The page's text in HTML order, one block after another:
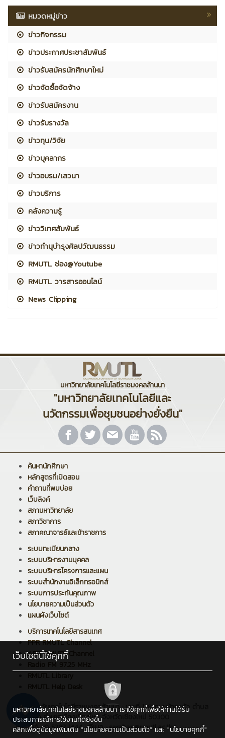
หมวดหมู่ข่าว
ข่าวกิจกรรม
ข่าวประกาศประชาสัมพันธ์
ข่าวรับสมัครนักศึกษาใหม่
ข่าวจัดซื้อจัดจ้าง
ข่าวรับสมัครงาน
ข่าวรับรางวัล
ข่าวทุน/วิจัย
ข่าวบุคลากร
ข่าวอบรม/เสวนา
ข่าวบริการ
คลังความรู้
ข่าววิเทศสัมพันธ์
ข่าวทำนุบำรุงศิลปวัฒนธรรม
RMUTL ช่อง@Youtube
RMUTL วารสารออนไลน์
News Clipping
มหาวิทยาลัยเทคโนโลยีราชมงคลล้านนา
"มหาวิทยาลัยเทคโนโลยีและ
นวัตกรรมเพื่อชุมชนอย่างยั่งยืน"
ค้นหานักศึกษา
หลักสูตรที่เปิดสอน
คำถามที่พบบ่อย
เว็บลิงค์
สภามหาวิทยาลัย
สภาวิชาการ
สภาคณาจารย์และข้าราชการ
ระบบทะเบียนกลาง
ระบบบริหารงานบุคคล
ระบบบริหารโครงการและแผน
ระบบสำนักงานอิเล็กทรอนิกส์
ระบบการประกันคุณภาพ
นโยบายความเป็นส่วนตัว
แผนผังเว็บไซต์
บริการเทคโนโลยีสารสนเทศ
PPR RMUTL Channel
ARIT RMUTL Channel
Radio FM 97.25 MHz
มหาวิทยาลัยเทคโนโลยีราชมงคลล้านนา : เลขที่ 128 ถนนห้วยแก้ว ตำบล
ช้างเผือก อำเภอเมืองเชียงใหม่ จังหวัดเชียงใหม่ 50300
โทรศัพท์ : 0 5392 1444 , อีเมล : saraban@rmutl.ac.th
เว็บไซต์นี้ใช้คุกกี้
มหาวิทยาลัยเทคโนโลยีราชมงคลล้านนา เราใช้คุกกี้เพื่อให้ท่านได้รับ
ประสบการณ์การใช้งานที่ดียิ่งขึ้น
คลิกเพื่อดูข้อมูลเพิ่มเติม "นโยบายความเป็นส่วนตัว" และ "นโยบายคุกกี้"